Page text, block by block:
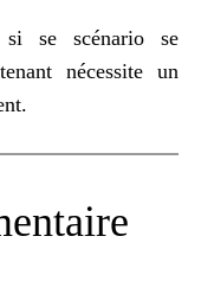
se scénario se
nécessite un